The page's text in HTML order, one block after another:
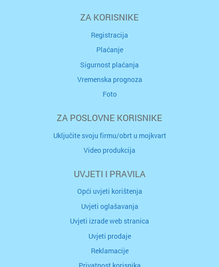
ZA KORISNIKE
Registracija
Plaćanje
Sigurnost plaćanja
Vremenska prognoza
Foto
ZA POSLOVNE KORISNIKE
Uključite svoju firmu/obrt u mojkvart
Video produkcija
UVJETI I PRAVILA
Opći uvjeti korištenja
Uvjeti oglašavanja
Uvjeti izrade web stranica
Uvjeti prodaje
Reklamacije